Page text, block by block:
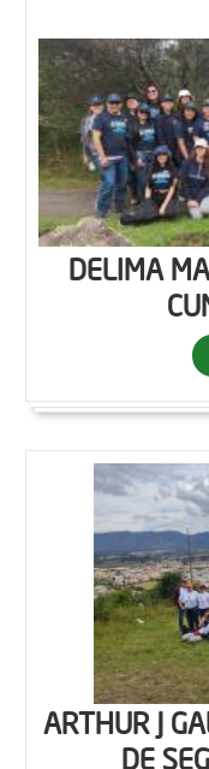
DELIMA
ARTHUR J
DE